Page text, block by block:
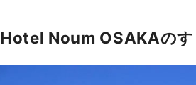
Hotel Noum OSAKAのす